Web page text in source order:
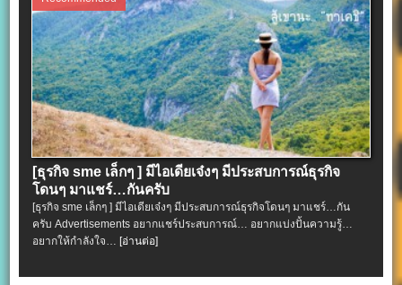
[ธุรกิจ sme เล็กๆ ] มีไอเดียเจ๋งๆ มีประสบการณ์ธุรกิจ
โดนๆ มาแชร์…กันครับ
[ธุรกิจ sme เล็กๆ ] มีไอเดียเจ๋งๆ มีประสบการณ์ธุรกิจโดนๆ มาแชร์…กัน
ครับ Advertisements อยากแชร์ประสบการณ์… อยากแบ่งปั้นความรู้…
อยากให้กำลังใจ… [อ่านต่อ]